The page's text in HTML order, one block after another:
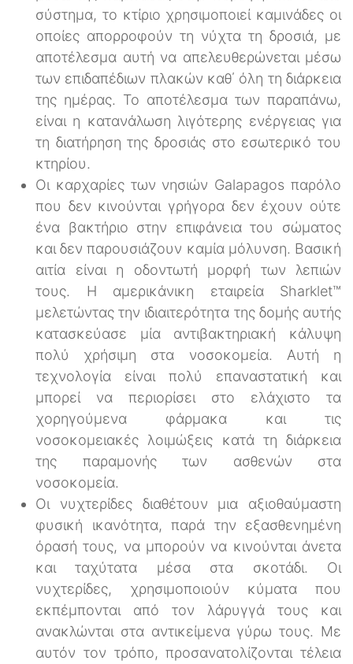
σύστημα, το κτίριο χρησιμοποιεί καμινάδες οι
οποίες απορροφούν τη νύχτα τη δροσιά, με
αποτέλεσμα αυτή να απελευθερώνεται μέσω
των επιδαπέδιων πλακών καθ΄ όλη τη διάρκεια
της ημέρας. Το αποτέλεσμα των παραπάνω,
είναι η κατανάλωση λιγότερης ενέργειας για
τη διατήρηση της δροσιάς στο εσωτερικό του
κτηρίου.
Οι καρχαρίες των νησιών Galapagos παρόλο
που δεν κινούνται γρήγορα δεν έχουν ούτε
ένα βακτήριο στην επιφάνεια του σώματος
και δεν παρουσιάζουν καμία μόλυνση. Βασική
αιτία είναι η οδοντωτή μορφή των λεπιών
τους. Η αμερικάνικη εταιρεία Sharklet™
μελετώντας την ιδιαιτερότητα της δομής αυτής
κατασκεύασε μία αντιβακτηριακή κάλυψη
πολύ χρήσιμη στα νοσοκομεία. Αυτή η
τεχνολογία είναι πολύ επαναστατική και
μπορεί να περιορίσει στο ελάχιστο τα
χορηγούμενα φάρμακα και τις
νοσοκομειακές λοιμώξεις κατά τη διάρκεια
της παραμονής των ασθενών στα
νοσοκομεία.
Οι νυχτερίδες διαθέτουν μια αξιοθαύμαστη
φυσική ικανότητα, παρά την εξασθενημένη
όρασή τους, να μπορούν να κινούνται άνετα
και ταχύτατα μέσα στα σκοτάδι. Οι
νυχτερίδες, χρησιμοποιούν κύματα που
εκπέμπονται από τον λάρυγγά τους και
ανακλώνται στα αντικείμενα γύρω τους. Με
αυτόν τον τρόπο, προσανατολίζονται τέλεια